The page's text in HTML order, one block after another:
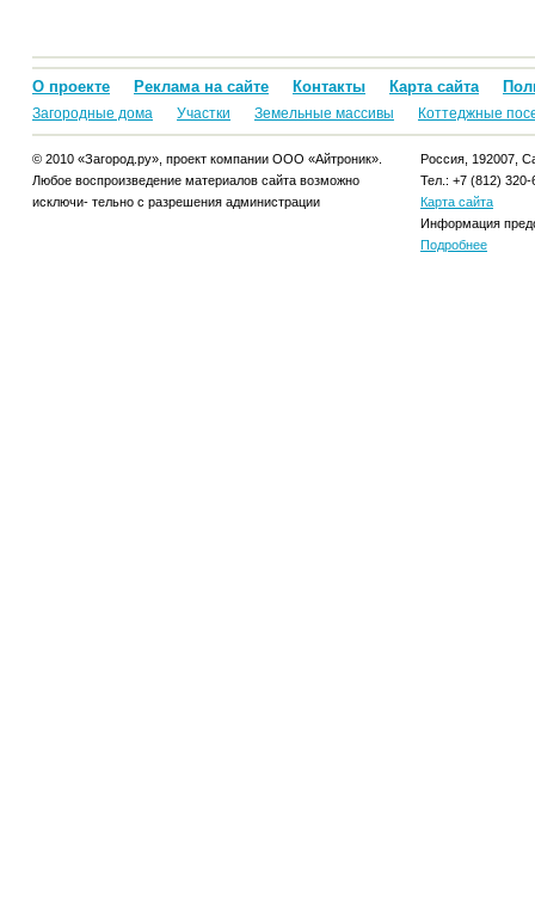
О проекте Реклама на сайте Контакты Карта сайта
Загородные дома Участки Земельные массивы Коттеджные
© 2010 «Загород.ру», проект компании ООО «Айтроник».
Любое воспроизведение материалов сайта возможно
исключи- тельно с разрешения администрации
Россия, 192007,
Тел.: +7 (812) 320-
Карта сайта
Информация
Подробнее